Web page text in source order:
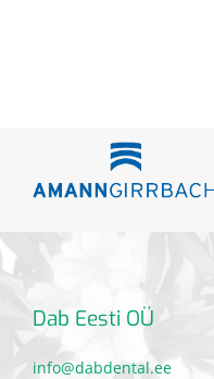
Dab Eesti OÜ
info@dabdental.ee